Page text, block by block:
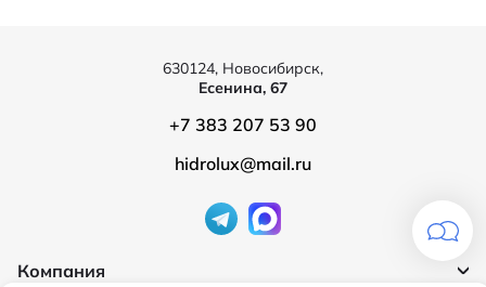
Компания
630124, Новосибирск,
Есенина, 67
+7 383 207 53 90
hidrolux@mail.ru